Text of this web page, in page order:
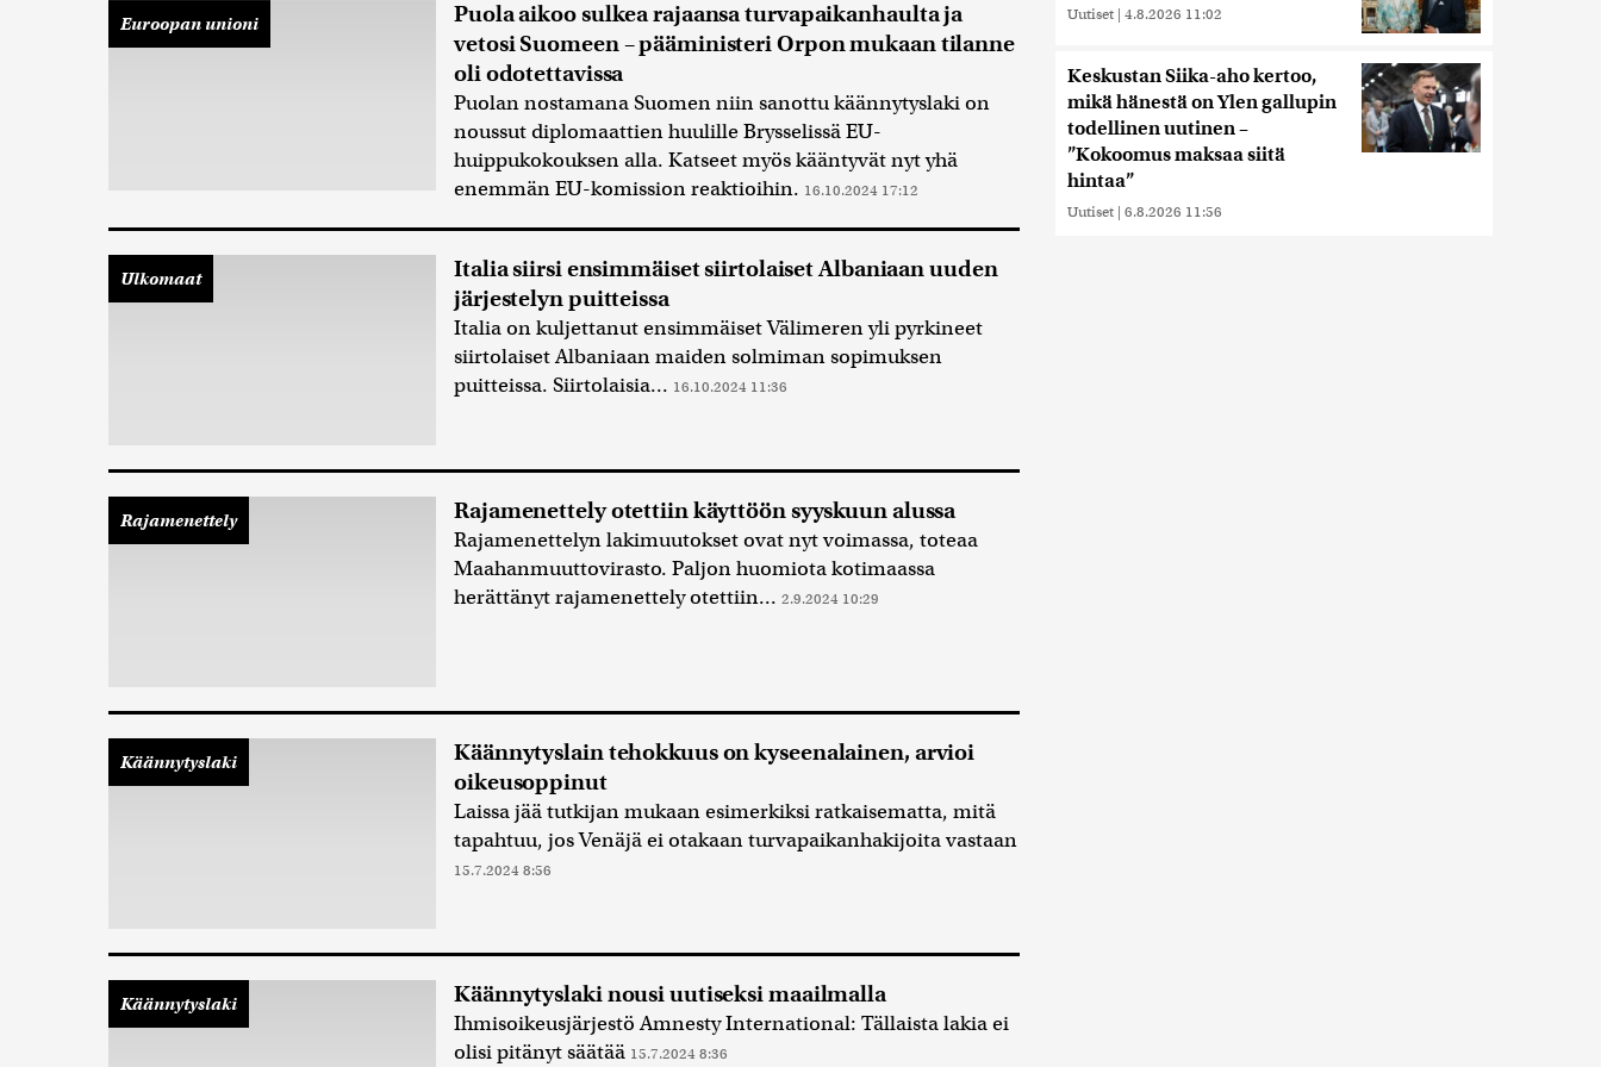
Euroopan unioni
Puola aikoo sulkea rajaansa turvapaikanhaulta ja
vetosi Suomeen – pääministeri Orpon mukaan tilanne
oli odotettavissa
Puolan nostamana Suomen niin sanottu käännytyslaki on
noussut diplomaattien huulille Brysselissä EU-
huippukokouksen alla. Katseet myös kääntyvät nyt yhä
enemmän EU-komission reaktioihin. 16.10.2024 17:12
Ulkomaat
Italia siirsi ensimmäiset siirtolaiset Albaniaan uuden
järjestelyn puitteissa
Italia on kuljettanut ensimmäiset Välimeren yli pyrkineet
siirtolaiset Albaniaan maiden solmiman sopimuksen
puitteissa. Siirtolaisia... 16.10.2024 11:36
Rajamenettely Rajamenettely otettiin käyttöön syyskuun alussa
Rajamenettelyn lakimuutokset ovat nyt voimassa, toteaa
Maahanmuuttovirasto. Paljon huomiota kotimaassa
herättänyt rajamenettely otettiin... 2.9.2024 10:29
Käännytyslaki
Käännytyslain tehokkuus on kyseenalainen, arvioi
oikeusoppinut
Laissa jää tutkijan mukaan esimerkiksi ratkaisematta, mitä
tapahtuu, jos Venäjä ei otakaan turvapaikanhakijoita vastaan
15.7.2024 8:56
Käännytyslaki Käännytyslaki nousi uutiseksi maailmalla
Ihmisoikeusjärjestö Amnesty International: Tällaista lakia ei
olisi pitänyt säätää 15.7.2024 8:36
Uutiset | 4.8.2026 11:02
Keskustan Siika-aho kertoo,
mikä hänestä on Ylen gallupin
todellinen uutinen –
”Kokoomus maksaa siitä
hintaa”
Uutiset | 6.8.2026 11:56